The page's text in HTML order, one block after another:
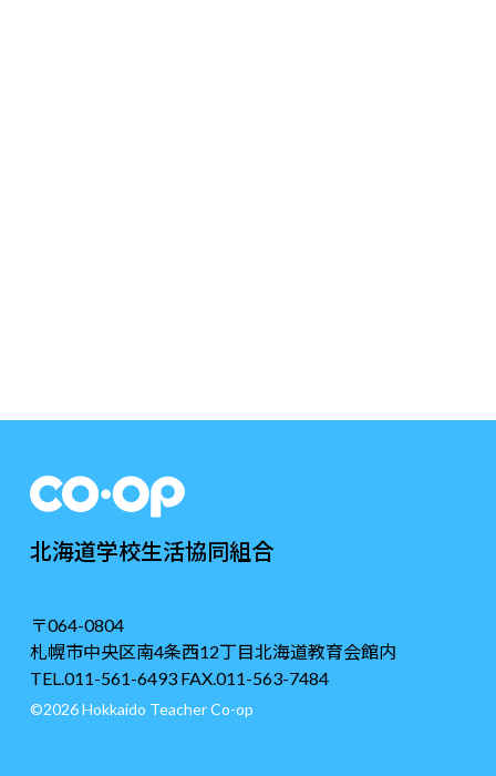
北海道学校生活協同組合
〒064-0804
札幌市中央区南4条西12丁目北海道教育会館内
TEL.011-561-6493 FAX.011-563-7484
©2026 Hokkaido Teacher Co-op